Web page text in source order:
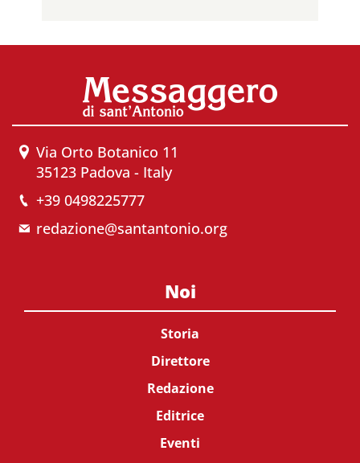
Via Orto Botanico 11
35123 Padova - Italy
+39 0498225777
redazione@santantonio.org
Noi
Storia
Direttore
Redazione
Editrice
Eventi